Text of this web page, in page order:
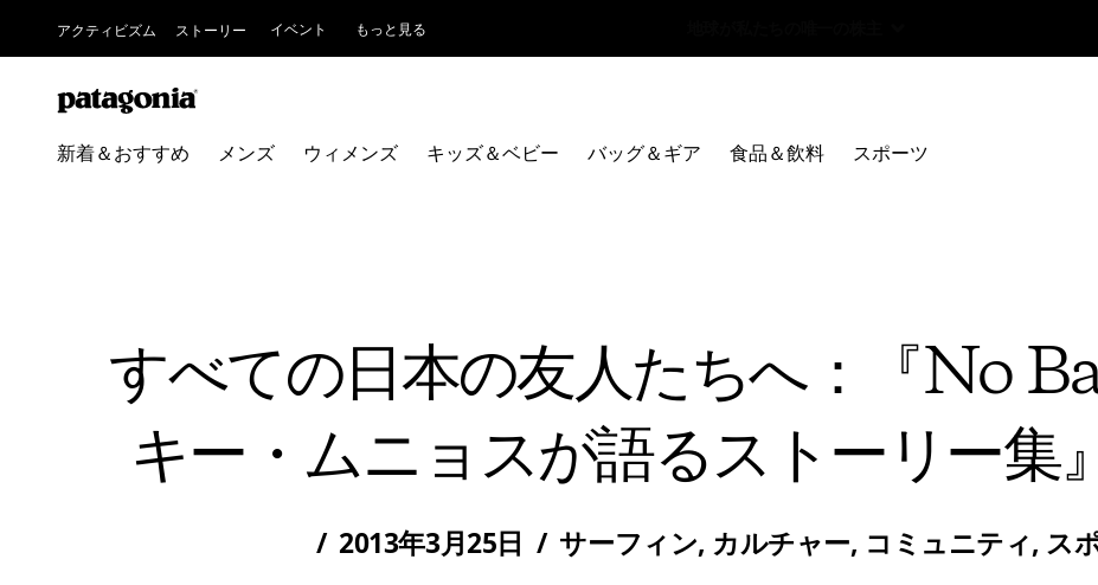
アクティビズム ストーリー イベント もっと見る
新着＆おすすめ メンズ ウィメンズ キッズ＆ベビー バッグ＆ギア 食品＆飲料 スポーツ
すべての日本の友人たちへ：『No
キー・ムニョスが語るストーリー集
/ 2013年3月25日 / サーフィン, カルチャー, コミュニティ, ス